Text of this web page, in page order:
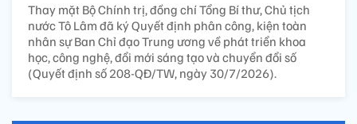
Thay mặt Bộ Chính trị, đồng chí Tổng Bí thư, Chủ tịch
nước Tô Lâm đã ký Quyết định phân công, kiện toàn
nhân sự Ban Chỉ đạo Trung ương về phát triển khoa
học, công nghệ, đổi mới sáng tạo và chuyển đổi số
(Quyết định số 208-QĐ/TW, ngày 30/7/2026).